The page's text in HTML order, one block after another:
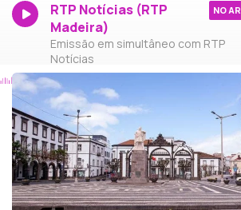
RTP Notícias (RTP
Madeira)
Emissão em simultâneo com RTP
Notícias
NO AR